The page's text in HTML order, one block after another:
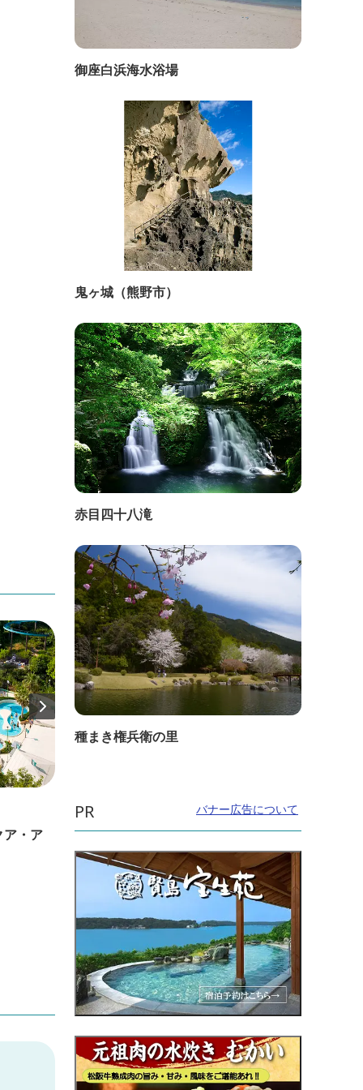
・ア
ミジュマル公園 in すずかの『ポケふ
た』
御座白浜海水浴場
鬼ヶ城（熊野市）
赤目四十八滝
種まき権兵衛の里
PR バナー広告について